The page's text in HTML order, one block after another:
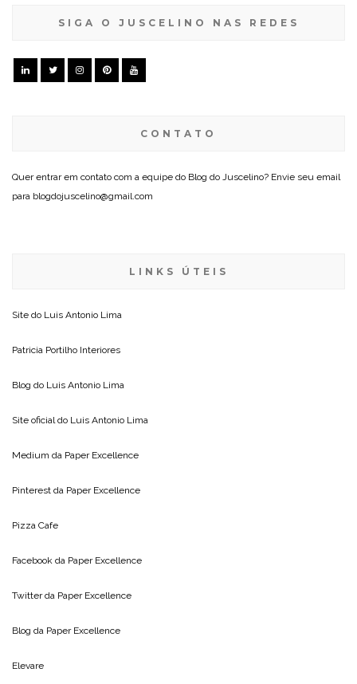
SIGA O JUSCELINO NAS REDES
CONTATO
Quer entrar em contato com a equipe do Blog do Juscelino? Envie seu email
para blogdojuscelino@gmail.com
LINKS ÚTEIS
Site do Luis Antonio Lima
Patricia Portilho Interiores
Blog do Luis Antonio Lima
Site oficial do Luis Antonio Lima
Medium da Paper Excellence
Pinterest da Paper Excellence
Pizza Cafe
Facebook da Paper Excellence
Twitter da Paper Excellence
Blog da Paper Excellence
Elevare